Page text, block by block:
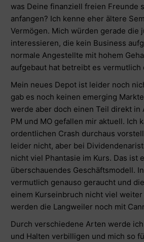
was Deine finanziell freien Freunde
anfangen? Ich kenne eher ältere
Vermögen. Mich würden gerade die
interessieren, die kein Business
normale Angestellte mit hohem
aufgebaut hat betreibt es vermutlich
Mein neues Depot ist leider noch
gab es noch keinen emerging
werde aber doch einen Teil direkt in
PM und MO gefallen mir aktuell. Ich
ordentlichen Crash durchaus
leider nicht, aber bei
nicht viel Phantasie im Kurs. Das ist
überschauendes Geschäftsmodell.
vermutlich genauso geraucht und
einem Kurseinbruch nicht viel weiter
werden die Langweiler noch mit
Durch verschiedene Arten werde
und Halten verbilligen und mich so